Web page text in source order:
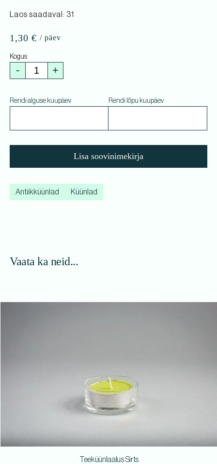
Laos saadaval: 31
1,30 €
- +
Rendi alguse kuupäev Rendi lõpu kuupäev
Lisa soovinimekirja
Antiikküünlad Küünlad
Vaata ka neid...
Teeküünlaalus Sirts